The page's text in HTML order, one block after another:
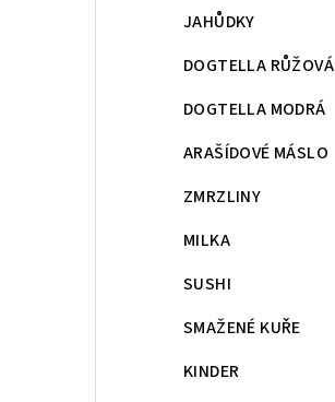
JAHŮDKY
DOGTELLA RŮŽOVÁ
DOGTELLA MODRÁ
ARAŠÍDOVÉ MÁSLO
ZMRZLINY
MILKA
SUSHI
SMAŽENÉ KUŘE
KINDER